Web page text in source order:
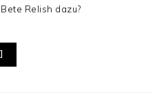
Relish dazu?